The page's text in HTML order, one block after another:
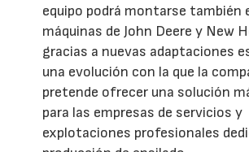
equipo podrá montarse también
máquinas de John Deere y New
gracias a nuevas adaptaciones
una evolución con la que la
pretende ofrecer una solución
para las empresas de servicios y
explotaciones profesionales